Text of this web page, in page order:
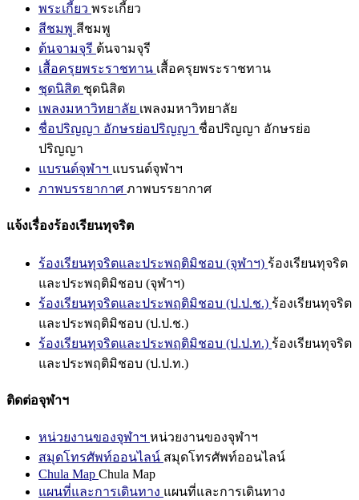
พระเกี้ยว พระเกี้ยว
สีชมพู สีชมพู
ต้นจามจุรี ต้นจามจุรี
เสื้อครุยพระราชทาน เสื้อครุยพระราชทาน
ชุดนิสิต ชุดนิสิต
เพลงมหาวิทยาลัย เพลงมหาวิทยาลัย
ชื่อปริญญา อักษรย่อปริญญา ชื่อปริญญา อักษรย่อ
ปริญญา
แบรนด์จุฬาฯ แบรนด์จุฬาฯ
ภาพบรรยากาศ ภาพบรรยากาศ
แจ้งเรื่องร้องเรียนทุจริต
ร้องเรียนทุจริตและประพฤติมิชอบ (จุฬาฯ) ร้องเรียนทุจริต
และประพฤติมิชอบ (จุฬาฯ)
ร้องเรียนทุจริตและประพฤติมิชอบ (ป.ป.ช.) ร้องเรียนทุจริต
และประพฤติมิชอบ (ป.ป.ช.)
ร้องเรียนทุจริตและประพฤติมิชอบ (ป.ป.ท.) ร้องเรียนทุจริต
และประพฤติมิชอบ (ป.ป.ท.)
ติดต่อจุฬาฯ
หน่วยงานของจุฬาฯ หน่วยงานของจุฬาฯ
สมุดโทรศัพท์ออนไลน์ สมุดโทรศัพท์ออนไลน์
Chula Map Chula Map
แผนที่และการเดินทาง แผนที่และการเดินทาง